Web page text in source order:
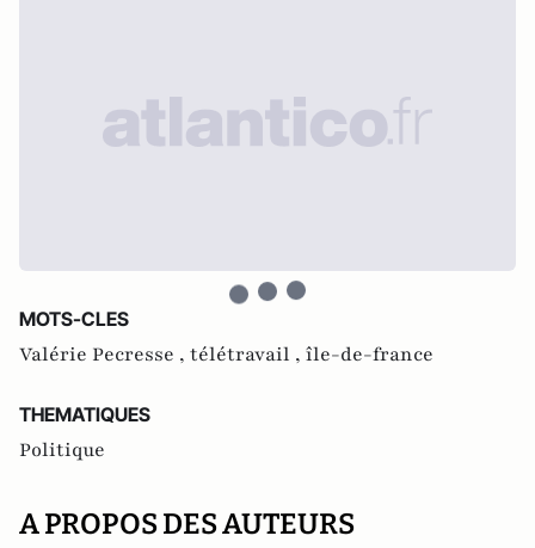
MOTS-CLES
Valérie Pecresse , télétravail , île-de-france
THEMATIQUES
Politique
A PROPOS DES AUTEURS